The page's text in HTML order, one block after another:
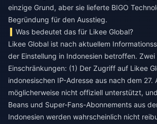
einzige Grund, aber sie lieferte BIGO
Begründung für den Ausstieg.
Was bedeutet das für Likee Global?
Likee Global ist nach aktuellem
der Einstellung in Indonesien betroffen.
Einschränkungen: (1) Der Zugriff auf Likee
indonesischen IP-Adresse aus nach dem 27.
möglicherweise nicht offiziell unterstützt,
Beans und Super-Fans-Abonnements aus
Indonesien werden wahrscheinlich nicht